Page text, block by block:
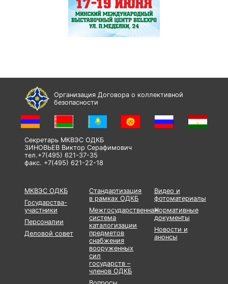
Организация Договора о коллективной
безопасности
Секретарь МКВЭС ОДКБ
ЗИНОВЬЕВ Виктор Серафимович
тел.+7(495) 621-37-35
факс. +7(495) 621-22-18
МКВЭС ОДКБ
Государства-
участники
Персоналии
Деловой совет
Стандартизация
в рамках ОДКБ
Межгосударственная
система
каталогизации
предметов
снабжения
вооруженных
сил
государств –
членов ОДКБ
Видео и
фотоматериалы
Нормативные
документы
Новости и
анонсы